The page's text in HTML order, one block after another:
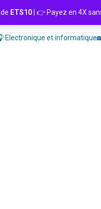
Electronique et informatique
ETS10 | 👉 Payez en 4X